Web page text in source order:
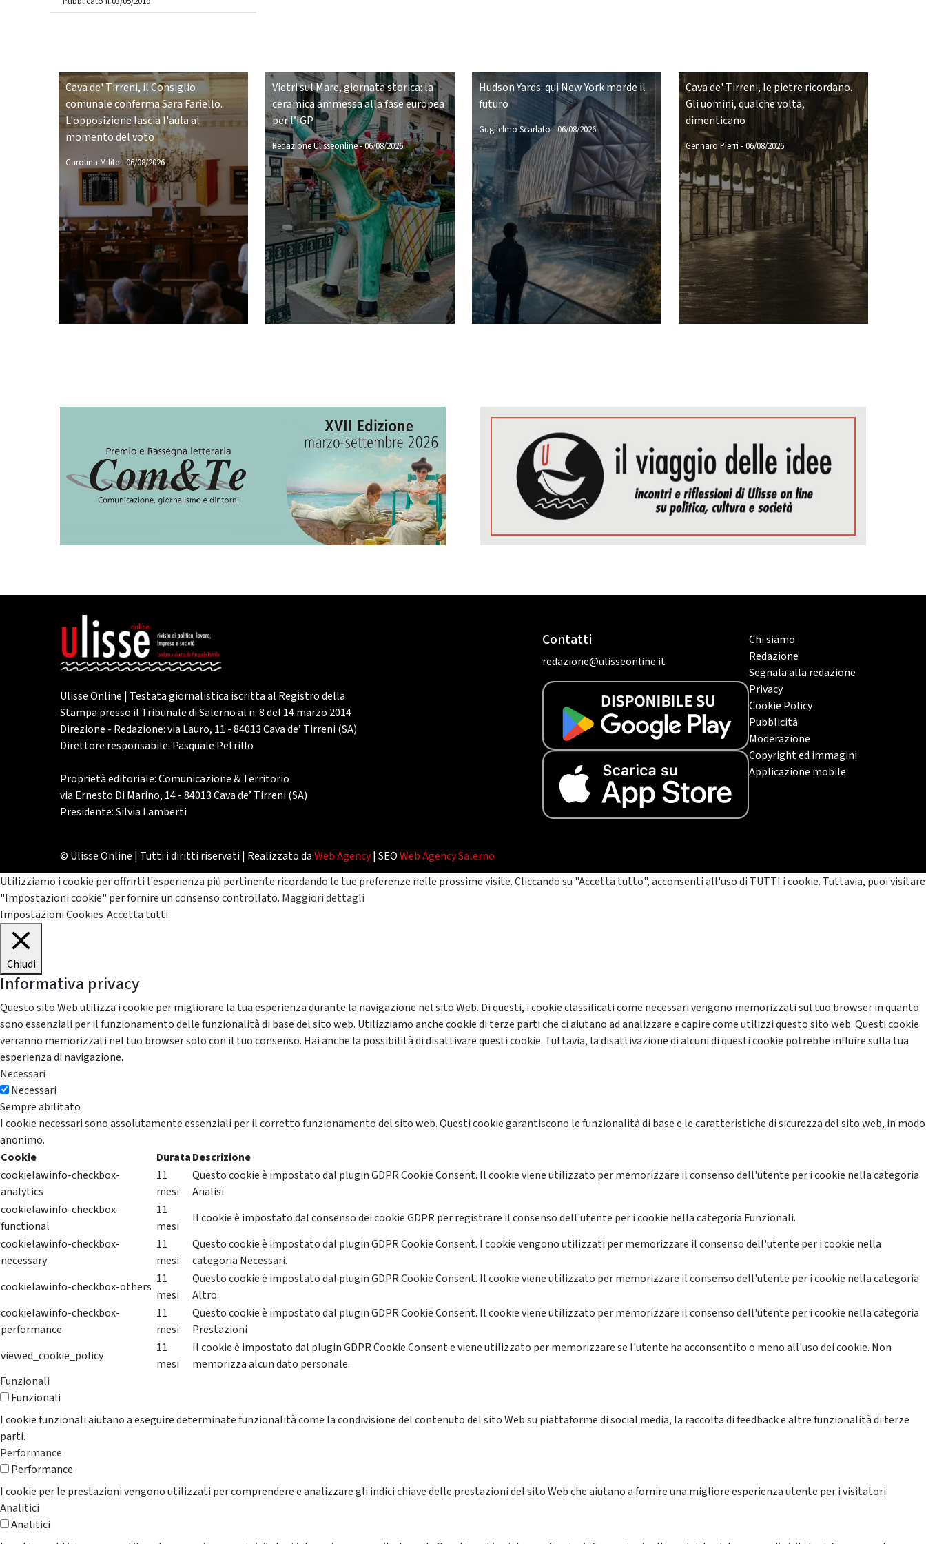
Cava de' Tirreni, il Consiglio
comunale conferma Sara Fariello.
L'opposizione lascia l'aula al
momento del voto
Carolina Milite-06/08/2026
Vietri sul Mare, giornata storica: la
ceramica ammessa alla fase europea
per l’IGP
Redazione Ulisseonline-06/08/2026
Hudson Yards: qui New York morde il
futuro
Guglielmo Scarlato-06/08/2026
Cava de' Tirreni, le pietre ricordano.
Gli uomini, qualche volta,
dimenticano
Gennaro Pierri -06/08/2026
Ulisse Online | Testata giornalistica iscritta al Registro della
Stampa presso il Tribunale di Salerno al n. 8 del 14 marzo 2014
Direzione - Redazione: via Lauro, 11 - 84013 Cava de’ Tirreni (SA)
Direttore responsabile: Pasquale Petrillo
Proprietà editoriale: Comunicazione & Territorio
via Ernesto Di Marino, 14 - 84013 Cava de’ Tirreni (SA)
Presidente: Silvia Lamberti
Contatti
redazione@ulisseonline.it
Chi siamo
Redazione
Segnala alla redazione
Privacy
Cookie Policy
Pubblicità
Moderazione
Copyright ed immagini
Applicazione mobile
© Ulisse Online | Tutti i diritti riservati | Realizzato daWeb Agency| SEOWeb Agency Salerno
Utilizziamo i cookie per offrirti l'esperienza più pertinente ricordando le tue preferenze nelle prossime visite. Cliccando su "Accetta tutto", acconsenti all'uso di TUTTI i cookie. Tuttavia, puoi visitare
"Impostazioni cookie" per fornire un consenso controllato. Maggiori dettagli
Impostazioni Cookies Accetta tutti
Chiudi
Informativa privacy
Questo sito Web utilizza i cookie per migliorare la tua esperienza durante la navigazione nel sito Web. Di questi, i cookie classificati come necessari vengono memorizzati sul tuo browser in quanto
sono essenziali per il funzionamento delle funzionalità di base del sito web. Utilizziamo anche cookie di terze parti che ci aiutano ad analizzare e capire come utilizzi questo sito web. Questi cookie
verranno memorizzati nel tuo browser solo con il tuo consenso. Hai anche la possibilità di disattivare questi cookie. Tuttavia, la disattivazione di alcuni di questi cookie potrebbe influire sulla tua
esperienza di navigazione.
Necessari
Necessari
Sempre abilitato
I cookie necessari sono assolutamente essenziali per il corretto funzionamento del sito web. Questi cookie garantiscono le funzionalità di base e le caratteristiche di sicurezza del sito web, in modo
anonimo.
Cookie
DurataDescrizione
cookielawinfo-checkbox-
analytics
11
mesi
Questo cookie è impostato dal plugin GDPR Cookie Consent. Il cookie viene utilizzato per memorizzare il consenso dell'utente per i cookie nella categoria
Analisi
cookielawinfo-checkbox-
functional
11
mesi
Il cookie è impostato dal consenso dei cookie GDPR per registrare il consenso dell'utente per i cookie nella categoria Funzionali.
cookielawinfo-checkbox-
necessary
11
mesi
Questo cookie è impostato dal plugin GDPR Cookie Consent. I cookie vengono utilizzati per memorizzare il consenso dell'utente per i cookie nella
categoria Necessari.
cookielawinfo-checkbox-others
11
mesi
Questo cookie è impostato dal plugin GDPR Cookie Consent. Il cookie viene utilizzato per memorizzare il consenso dell'utente per i cookie nella categoria
Altro.
cookielawinfo-checkbox-
performance
11
mesi
Questo cookie è impostato dal plugin GDPR Cookie Consent. Il cookie viene utilizzato per memorizzare il consenso dell'utente per i cookie nella categoria
Prestazioni
viewed_cookie_policy
11
mesi
Il cookie è impostato dal plugin GDPR Cookie Consent e viene utilizzato per memorizzare se l'utente ha acconsentito o meno all'uso dei cookie. Non
memorizza alcun dato personale.
Funzionali
Funzionali
I cookie funzionali aiutano a eseguire determinate funzionalità come la condivisione del contenuto del sito Web su piattaforme di social media, la raccolta di feedback e altre funzionalità di terze
parti.
Performance
Performance
I cookie per le prestazioni vengono utilizzati per comprendere e analizzare gli indici chiave delle prestazioni del sito Web che aiutano a fornire una migliore esperienza utente per i visitatori.
Analitici
Analitici